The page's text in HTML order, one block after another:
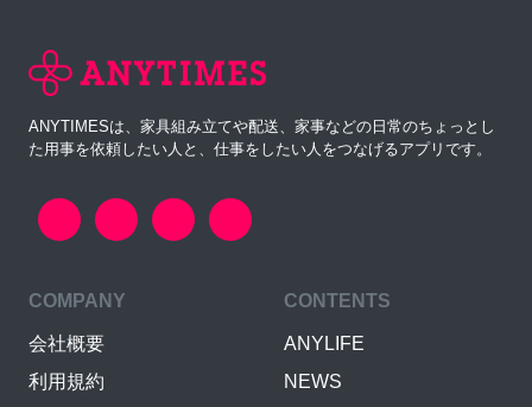
ANYTIMESは、家具組み立てや配送、家事などの日常のちょっとし
た用事を依頼したい人と、仕事をしたい人をつなげるアプリです。
COMPANY
会社概要
利用規約
CONTENTS
ANYLIFE
NEWS